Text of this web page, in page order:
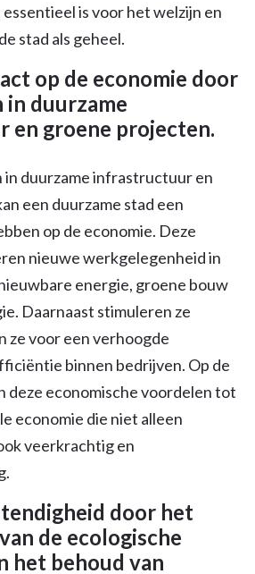
is voor het welzijn en
stad als geheel.
op de economie door
duurzame
en groene projecten.
duurzame infrastructuur en
een duurzame stad een
op de economie. Deze
nieuwe werkgelegenheid in
energie, groene bouw
Daarnaast stimuleren ze
ze voor een verhoogde
binnen bedrijven. Op de
deze economische voordelen tot
economie die niet alleen
veerkrachtig en
door het
de ecologische
het behoud van